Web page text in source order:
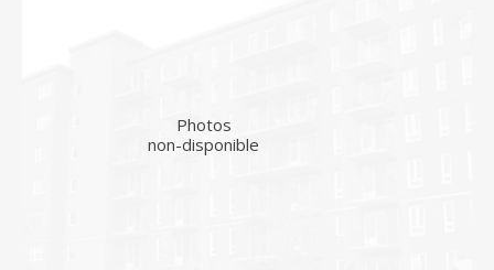
Photos
non-disponible